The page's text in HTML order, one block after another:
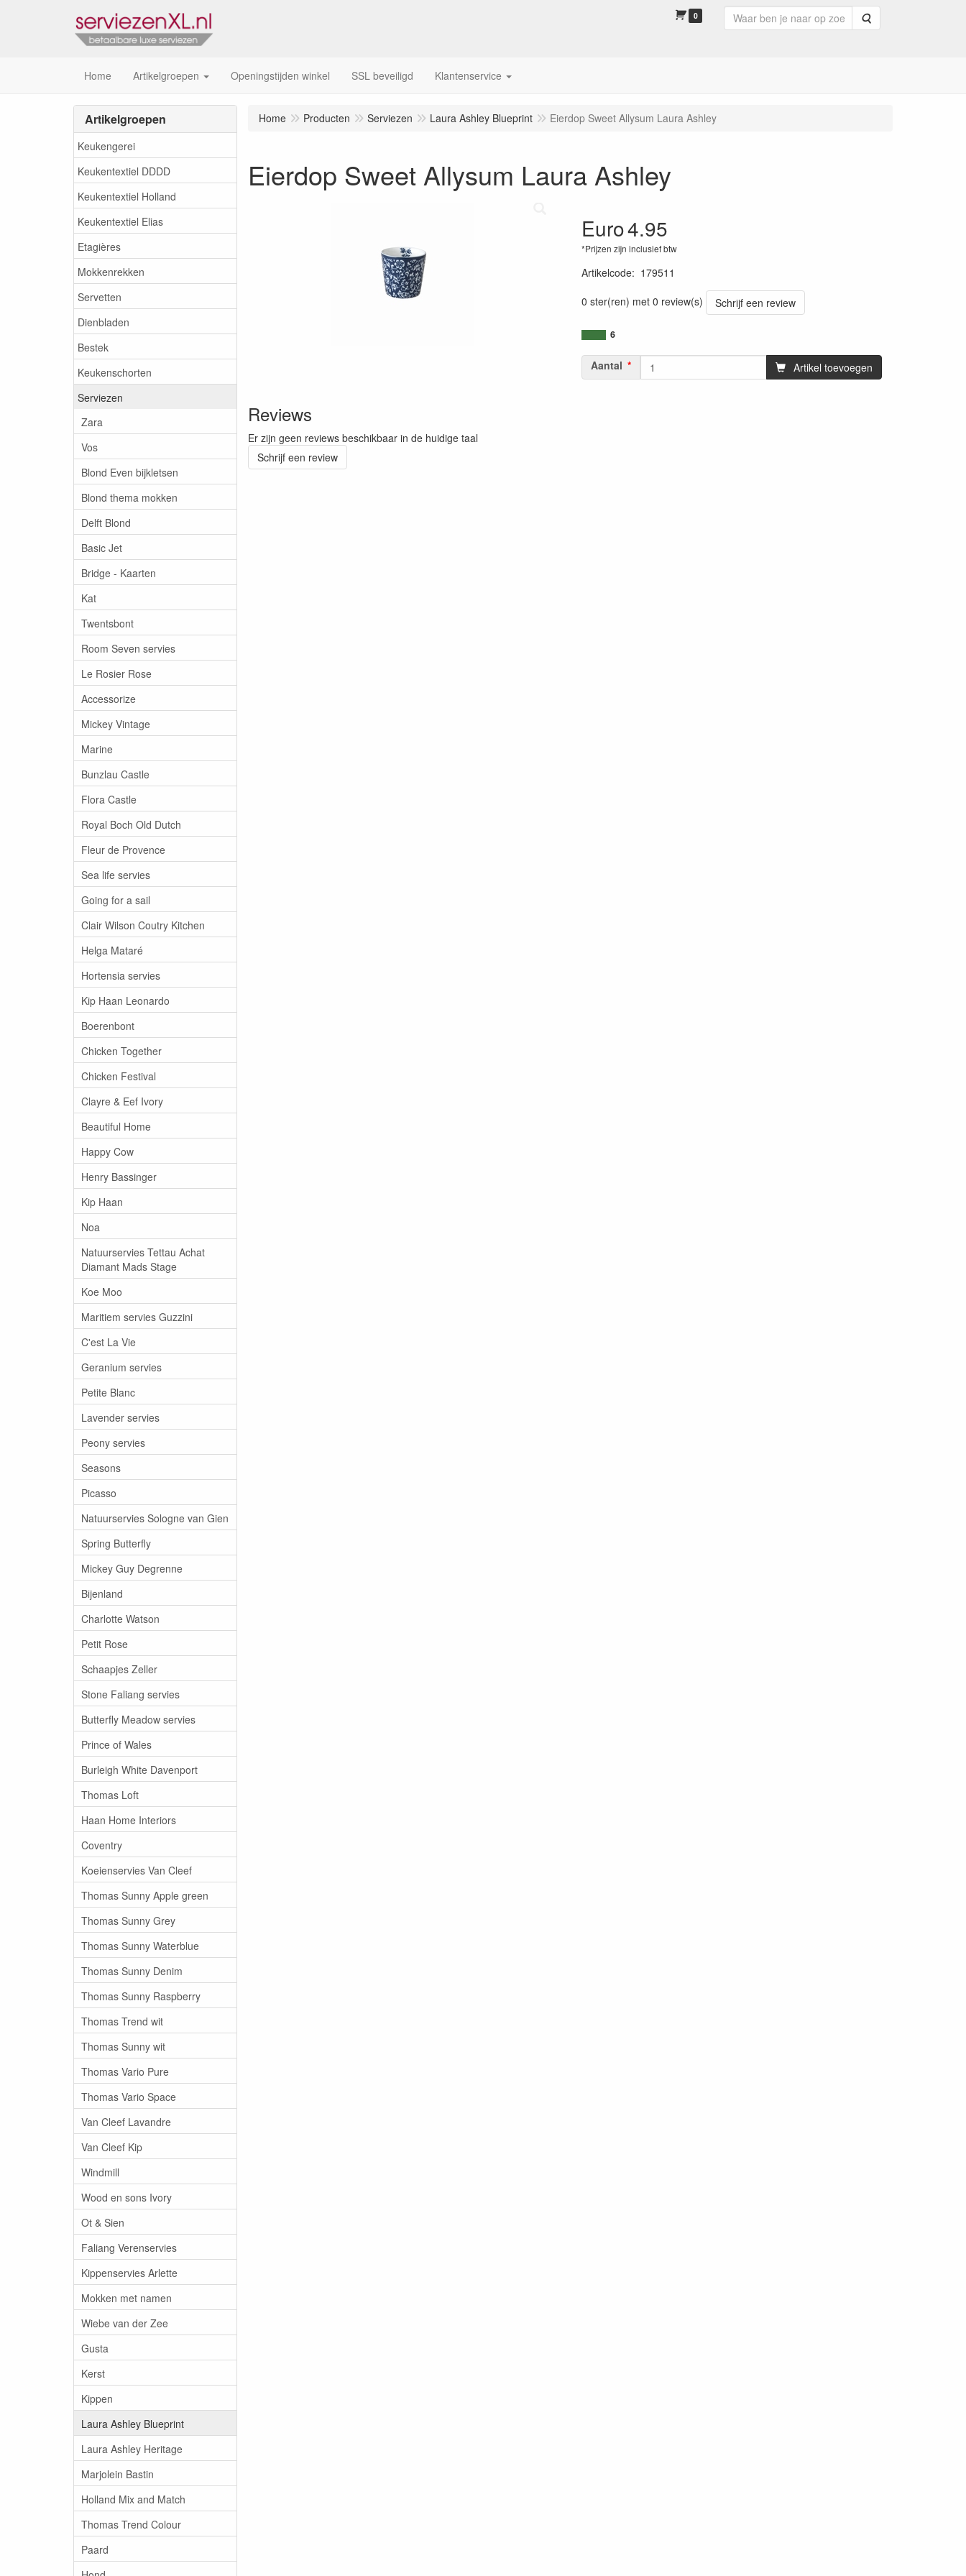
0 Zoeken
Home Artikelgroepen Openingstijden winkel SSL beveiligd Klantenservice
Artikelgroepen
Keukengerei
Keukentextiel DDDD
Keukentextiel Holland
Keukentextiel Elias
Etagières
Mokkenrekken
Servetten
Dienbladen
Bestek
Keukenschorten
Serviezen
Zara
Vos
Blond Even bijkletsen
Blond thema mokken
Delft Blond
Basic Jet
Bridge - Kaarten
Kat
Twentsbont
Room Seven servies
Le Rosier Rose
Accessorize
Mickey Vintage
Marine
Bunzlau Castle
Flora Castle
Royal Boch Old Dutch
Fleur de Provence
Sea life servies
Going for a sail
Clair Wilson Coutry Kitchen
Helga Mataré
Hortensia servies
Kip Haan Leonardo
Boerenbont
Chicken Together
Chicken Festival
Clayre & Eef Ivory
Beautiful Home
Happy Cow
Henry Bassinger
Kip Haan
Noa
Natuurservies Tettau Achat
Diamant Mads Stage
Koe Moo
Maritiem servies Guzzini
C'est La Vie
Geranium servies
Petite Blanc
Lavender servies
Peony servies
Seasons
Picasso
Natuurservies Sologne van Gien
Spring Butterfly
Mickey Guy Degrenne
Bijenland
Charlotte Watson
Petit Rose
Schaapjes Zeller
Stone Faliang servies
Butterfly Meadow servies
Prince of Wales
Burleigh White Davenport
Thomas Loft
Haan Home Interiors
Coventry
Koeienservies Van Cleef
Thomas Sunny Apple green
Thomas Sunny Grey
Thomas Sunny Waterblue
Thomas Sunny Denim
Thomas Sunny Raspberry
Thomas Trend wit
Thomas Sunny wit
Thomas Vario Pure
Thomas Vario Space
Van Cleef Lavandre
Van Cleef Kip
Windmill
Wood en sons Ivory
Ot & Sien
Faliang Verenservies
Kippenservies Arlette
Mokken met namen
Wiebe van der Zee
Gusta
Kerst
Kippen
Laura Ashley Blueprint
Laura Ashley Heritage
Marjolein Bastin
Holland Mix and Match
Thomas Trend Colour
Paard
Home Producten Serviezen Laura Ashley Blueprint Eierdop Sweet Allysum Laura Ashley
Eierdop Sweet Allysum Laura Ashley
Euro4.95
*Prijzen zijn inclusief btw
Artikelcode: 179511
0 ster(ren) met 0 review(s)
Schrijf een review
6
Aantal Artikel toevoegen
Reviews
Er zijn geen reviews beschikbaar in de huidige taal
Schrijf een review